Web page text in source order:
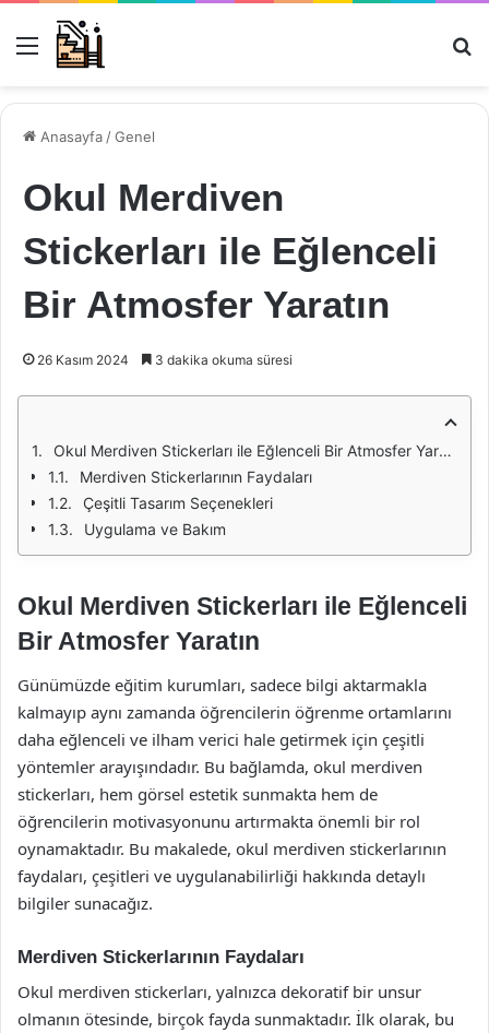
Menü
Anasayfa /Genel
Okul Merdiven
Stickerları ile Eğlenceli
Bir Atmosfer Yaratın
26 Kasım 2024 3 dakika okuma süresi
Okul Merdiven Stickerları ile Eğlenceli Bir Atmosfer Yaratın
Merdiven Stickerlarının Faydaları
Çeşitli Tasarım Seçenekleri
Uygulama ve Bakım
Okul Merdiven Stickerları ile Eğlenceli
Bir Atmosfer Yaratın
Günümüzde eğitim kurumları, sadece bilgi aktarmakla
kalmayıp aynı zamanda öğrencilerin öğrenme ortamlarını
daha eğlenceli ve ilham verici hale getirmek için çeşitli
yöntemler arayışındadır. Bu bağlamda, okul merdiven
stickerları, hem görsel estetik sunmakta hem de
öğrencilerin motivasyonunu artırmakta önemli bir rol
oynamaktadır. Bu makalede, okul merdiven stickerlarının
faydaları, çeşitleri ve uygulanabilirliği hakkında detaylı
bilgiler sunacağız.
Merdiven Stickerlarının Faydaları
Okul merdiven stickerları, yalnızca dekoratif bir unsur
olmanın ötesinde, birçok fayda sunmaktadır. İlk olarak, bu